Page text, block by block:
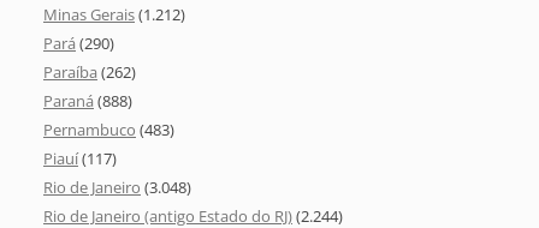
Minas Gerais(1.212)
Pará (290)
Paraíba (262)
Paraná (888)
Pernambuco (483)
Piauí(117)
Rio de Janeiro (3.048)
Rio de Janeiro (antigo Estado do RJ)(2.244)